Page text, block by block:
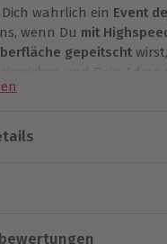
wahrlich ein Event
wenn Du mit
gepeitscht
einwirken und Dein
wird das breite
schnellsten Serienboote
bis 100
im Sightseeing Tempo